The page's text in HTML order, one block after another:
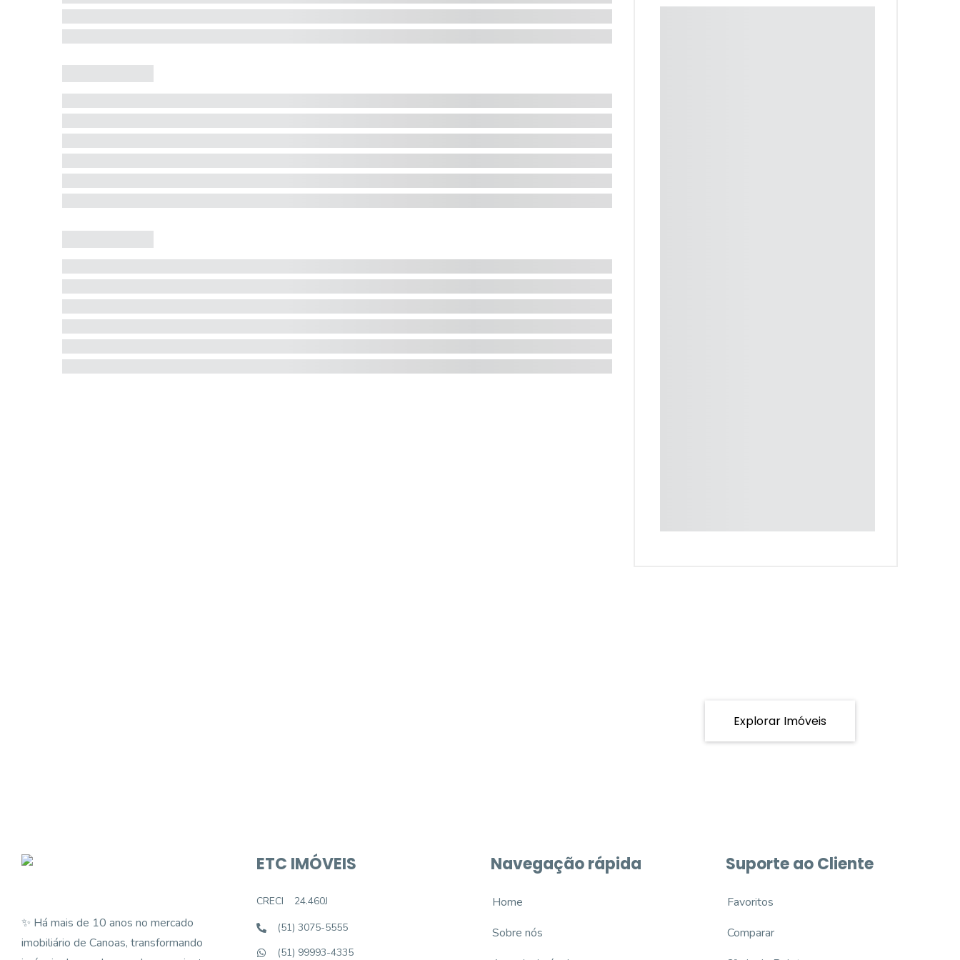
Explorar Imóveis
✨ Há mais de 10 anos no mercado
imobiliário de Canoas, transformando
ETC IMÓVEIS
CRECI
24.460J
(51) 3075-5555
(51) 99993-4335
Navegação rápida
Home
Sobre nós
Suporte ao Cliente
Favoritos
Comparar